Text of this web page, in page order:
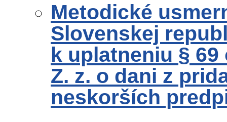
Metodické
Slovenskej
k uplatneniu § 69
Z. z. o dani z
neskorších